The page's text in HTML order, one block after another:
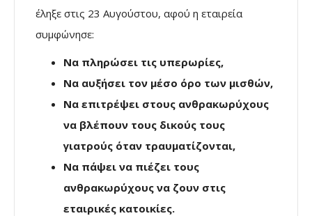
έληξε στις 23 Αυγούστου, αφού η εταιρεία
συμφώνησε:
Να πληρώσει τις υπερωρίες,
Να αυξήσει τον μέσο όρο των μισθών,
Να επιτρέψει στους ανθρακωρύχους
να βλέπουν τους δικούς τους
γιατρούς όταν τραυματίζονται,
Να πάψει να πιέζει τους
ανθρακωρύχους να ζουν στις
εταιρικές κατοικίες.